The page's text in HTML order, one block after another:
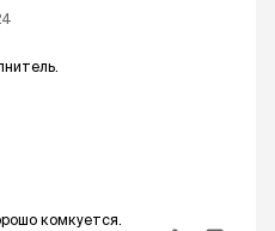
комкуется.